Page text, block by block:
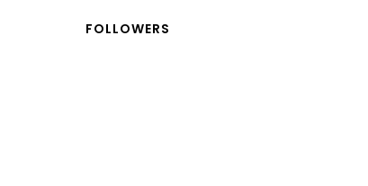
FOLLOWERS